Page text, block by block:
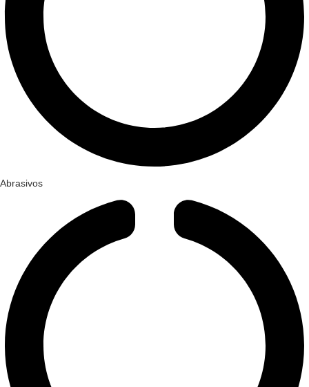
Abrasivos